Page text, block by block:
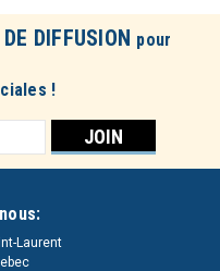
DIFFUSION pour
!
Laurent